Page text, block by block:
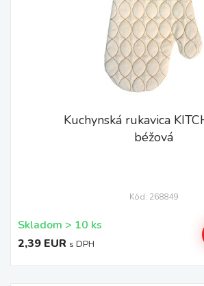
Kuchynská rukavica
béžová
Kód: 268849
Skladom > 10 ks
2,39 EUR s DPH